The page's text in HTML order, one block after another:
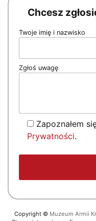
Chcesz
Twoje imię i nazwisko
Zgłoś uwagę
Zapoznałem
Prywatności.
Copyright © Muzeum Armii